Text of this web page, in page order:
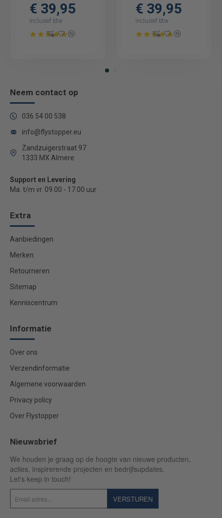
cm breed |
Flystopper K2400
€ 39,95
inclusief btw
omtrek |
Flystopper K1402
€ 39,95
inclusief btw
Neem contact op
036 54 00 538
info@flystopper.eu
Zandzuigerstraat 97
1333 MX Almere
Support en Levering
Ma. t/m vr. 09.00 - 17.00 uur
Extra
Aanbiedingen
Merken
Retourneren
Sitemap
Kenniscentrum
Informatie
Over ons
Verzendinformatie
Algemene voorwaarden
Privacy policy
Over Flystopper
Nieuwsbrief
We houden je graag op de hoogte van nieuwe producten,
acties, inspirerende projecten en bedrijfsupdates.
Let's keep in touch!
Email
adres...
VERSTUREN